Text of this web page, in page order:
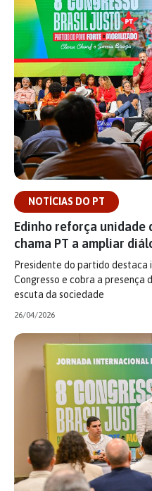
NOTÍCIAS DO PT
Edinho reforça unidade
chama PT a ampliar
Presidente do partido destaca
Congresso e cobra a presença
escuta da sociedade
26/04/2026